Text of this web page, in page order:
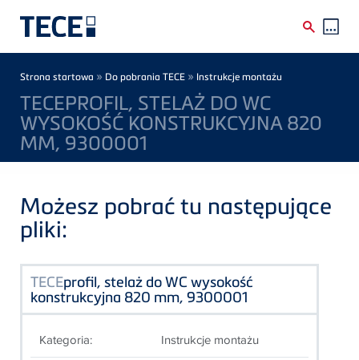
Breadcrumb
Strona startowa » Do pobrania TECE » Instrukcje montażu
TECEPROFIL, STELAŻ DO WC
WYSOKOŚĆ KONSTRUKCYJNA 820
MM, 9300001
Możesz pobrać tu następujące
pliki:
TECEprofil, stelaż do WC wysokość
konstrukcyjna 820 mm, 9300001
Kategoria: Instrukcje montażu